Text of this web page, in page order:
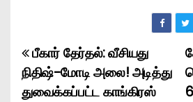
P
o
பீகார் தேர்தல்: வீசியது
நிதிஷ்-மோடி அலை! அடித்து
துவைக்கப்பட்ட காங்கிரஸ்